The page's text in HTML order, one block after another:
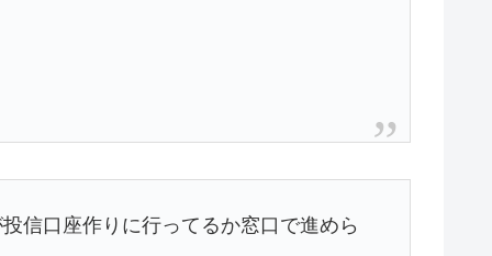
信口座作りに行ってるか窓口で進めら